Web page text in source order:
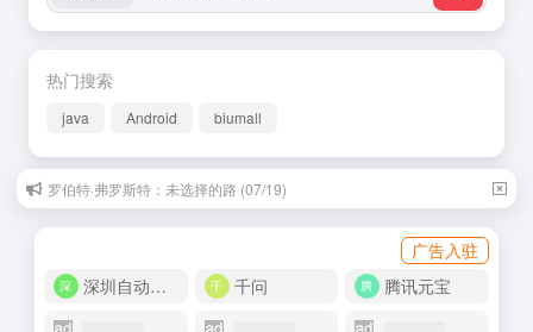
热门搜索
java Android biumall
罗伯特·弗罗斯特：未选择的路 (07/19)
广告入驻
深圳自动化商城
千问 腾讯元宝